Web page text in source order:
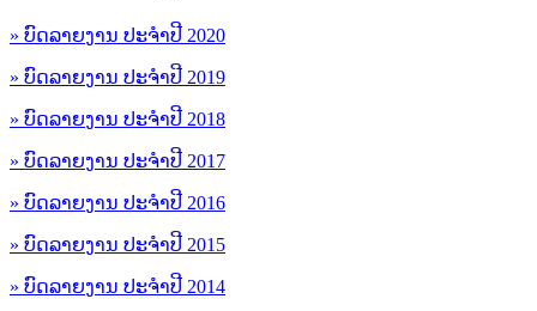
» ບົດລາຍງານ ປະຈຳປີ 2020
» ບົດລາຍງານ ປະຈຳປີ 2019
» ບົດລາຍງານ ປະຈຳປີ 2018
» ບົດລາຍງານ ປະຈຳປີ 2017
» ບົດລາຍງານ ປະຈຳປີ 2016
» ບົດລາຍງານ ປະຈຳປີ 2015
» ບົດລາຍງານ ປະຈຳປີ 2014